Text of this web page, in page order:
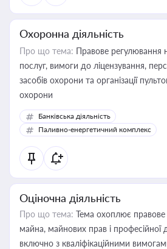
Охоронна діяльність
Про що тема: Правове регулювання
послуг, вимоги до ліцензування,
засобів охорони та організації
охорони
Банківська діяльність
Паливно-енергетичний комплекс
Оціночна діяльність
Про що тема: Тема охоплює правове
майна, майнових прав і професійної
включно з кваліфікаційними